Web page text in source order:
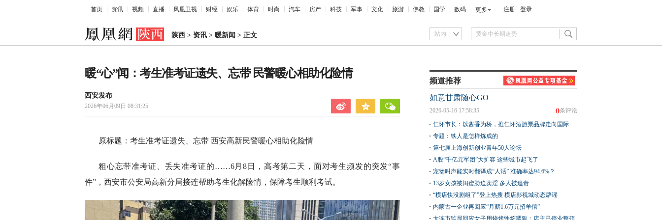
首页 资讯 视频 直播 凤凰卫视 财经 娱乐 体育 时尚 汽车 房产 科技 军事 文化 旅游 佛教 国学 数码 更多 注册 登录
陕西 > 资讯 > 暖新闻 > 正文 站内
暖“心”闻：考生准考证遗失、忘带 民警暖心相助化险情
西安发布
2026年06月09日 08:31:25
原标题：考生准考证遗失、忘带 西安高新民警暖心相助化险情
粗心忘带准考证、丢失准考证的……6月8日，高考第二天，面对考生频发的突发“事
件”，西安市公安局高新分局接连帮助考生化解险情，保障考生顺利考试。
频道推荐
如意甘肃随心GO
0条评论
2026-05-16 17:58:35
仁怀市长：以酱香为桥，推仁怀酒旅票品牌走向国际
专题：铁人是怎样炼成的
第七届上海创新创业青年50人论坛
A股“千亿元军团”大扩容 这些城市起飞了
宠物叫声能实时翻译成“人话” 准确率达94.6%？
13岁女孩被闺蜜胁迫卖淫 多人被追责
“横店快没剧组了”登上热搜 横店影视城动态辟谣
内蒙古一企业再回应“月薪1.6万元招羊倌”
大连市监局回应女子用烧烤铁签喂狗：店主已停业整顿